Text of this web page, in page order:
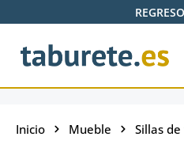
Saltar al contenido principal
Inicio Mueble Sillas